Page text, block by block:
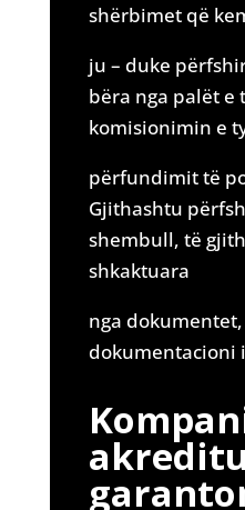
shërbimet që
ju – duke
bëra nga palët e
komisionimin e
përfundimit të
Gjithashtu
shembull, të
shkaktuara
nga
dokumentacioni